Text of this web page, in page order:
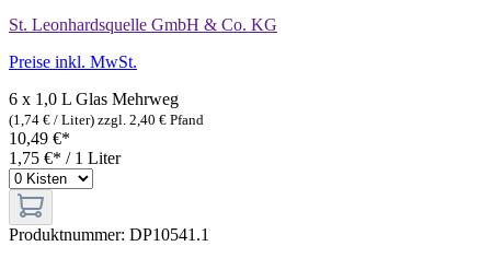
St. Leonhardsquelle GmbH & Co. KG
Preise inkl. MwSt.
6 x 1,0 L Glas Mehrweg
(1,74 € / Liter) zzgl. 2,40 € Pfand
10,49 €*
1,75 €* / 1 Liter
Produktnummer: DP10541.1